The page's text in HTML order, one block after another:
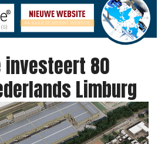
investeert 80
Limburg